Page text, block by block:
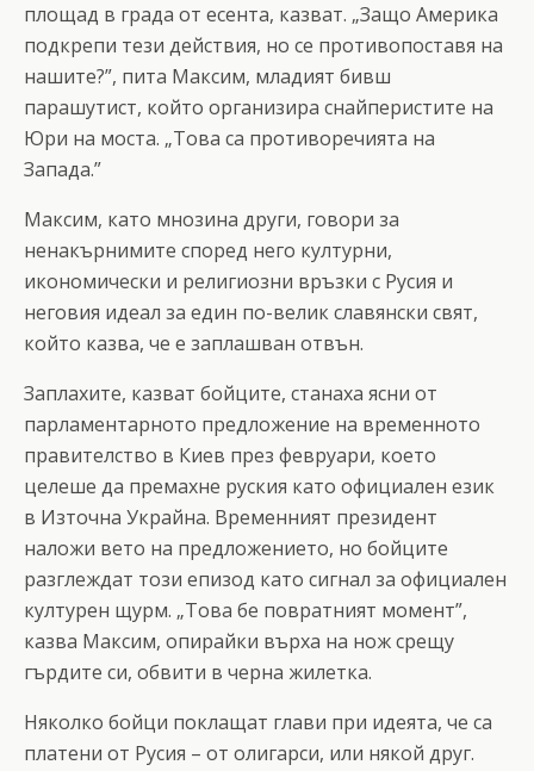
площад в града от есента, казват. „Защо Америка
подкрепи тези действия, но се противопоставя на
нашите?”, пита Максим, младият бивш
парашутист, който организира снайперистите на
Юри на моста. „Това са противоречията на
Запада.”
Максим, като мнозина други, говори за
ненакърнимите според него културни,
икономически и религиозни връзки с Русия и
неговия идеал за един по-велик славянски свят,
който казва, че е заплашван отвън.
Заплахите, казват бойците, станаха ясни от
парламентарното предложение на временното
правителство в Киев през февруари, което
целеше да премахне руския като официален език
в Източна Украйна. Временният президент
наложи вето на предложението, но бойците
разглеждат този епизод като сигнал за официален
културен щурм. „Това бе повратният момент”,
казва Максим, опирайки върха на нож срещу
гърдите си, обвити в черна жилетка.
Няколко бойци поклащат глави при идеята, че са
платени от Русия – от олигарси, или някой друг.